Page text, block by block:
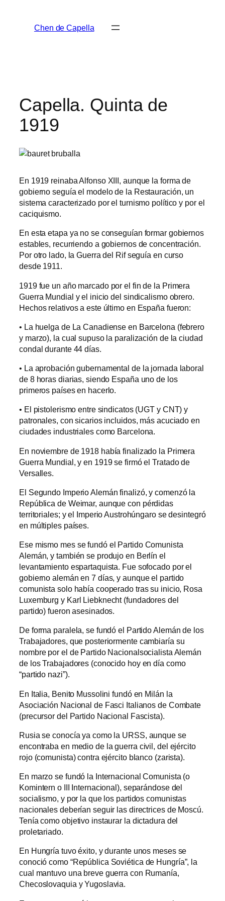
contenidoChen de Capella
Capella. Quinta de
1919
En 1919 reinaba Alfonso XIII, aunque la forma de
gobierno seguía el modelo de la Restauración, un
sistema caracterizado por el turnismo político y por el
caciquismo.
En esta etapa ya no se conseguían formar gobiernos
estables, recurriendo a gobiernos de concentración.
Por otro lado, la Guerra del Rif seguía en curso
desde 1911.
1919 fue un año marcado por el fin de la Primera
Guerra Mundial y el inicio del sindicalismo obrero.
Hechos relativos a este último en España fueron:
• La huelga de La Canadiense en Barcelona (febrero
y marzo), la cual supuso la paralización de la ciudad
condal durante 44 días.
• La aprobación gubernamental de la jornada laboral
de 8 horas diarias, siendo España uno de los
primeros países en hacerlo.
• El pistolerismo entre sindicatos (UGT y CNT) y
patronales, con sicarios incluidos, más acuciado en
ciudades industriales como Barcelona.
En noviembre de 1918 había finalizado la Primera
Guerra Mundial, y en 1919 se firmó el Tratado de
Versalles.
El Segundo Imperio Alemán finalizó, y comenzó la
República de Weimar, aunque con pérdidas
territoriales; y el Imperio Austrohúngaro se desintegró
en múltiples países.
Ese mismo mes se fundó el Partido Comunista
Alemán, y también se produjo en Berlín el
levantamiento espartaquista. Fue sofocado por el
gobierno alemán en 7 días, y aunque el partido
comunista solo había cooperado tras su inicio, Rosa
Luxemburg y Karl Liebknecht (fundadores del
partido) fueron asesinados.
De forma paralela, se fundó el Partido Alemán de los
Trabajadores, que posteriormente cambiaría su
nombre por el de Partido Nacionalsocialista Alemán
de los Trabajadores (conocido hoy en día como
“partido nazi”).
En Italia, Benito Mussolini fundó en Milán la
Asociación Nacional de Fasci Italianos de Combate
(precursor del Partido Nacional Fascista).
Rusia se conocía ya como la URSS, aunque se
encontraba en medio de la guerra civil, del ejército
rojo (comunista) contra ejército blanco (zarista).
En marzo se fundó la Internacional Comunista (o
Komintern o III Internacional), separándose del
socialismo, y por la que los partidos comunistas
nacionales deberían seguir las directrices de Moscú.
Tenía como objetivo instaurar la dictadura del
proletariado.
En Hungría tuvo éxito, y durante unos meses se
conoció como “República Soviética de Hungría”, la
cual mantuvo una breve guerra con Rumanía,
Checoslovaquia y Yugoslavia.